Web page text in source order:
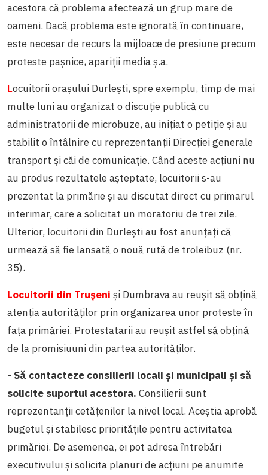
acestora că problema afectează un grup mare de
oameni. Dacă problema este ignorată în continuare,
este necesar de recurs la mijloace de presiune precum
proteste pașnice, apariții media ș.a.
Locuitorii orașului Durlești, spre exemplu, timp de mai
multe luni au organizat o discuție publică cu
administratorii de microbuze, au inițiat o petiție și au
stabilit o întâlnire cu reprezentanții Direcției generale
transport și căi de comunicație. Când aceste acțiuni nu
au produs rezultatele așteptate, locuitorii s-au
prezentat la primărie și au discutat direct cu primarul
interimar, care a solicitat un moratoriu de trei zile.
Ulterior, locuitorii din Durlești au fost anunțați că
urmează să fie lansată o nouă rută de troleibuz (nr.
35).
Locuitorii din Trușeni și Dumbrava au reușit să obțină
atenția autorităților prin organizarea unor proteste în
fața primăriei. Protestatarii au reușit astfel să obțină
de la promisiuuni din partea autorităților.
- Să contacteze consilierii locali și municipali și să
solicite suportul acestora. Consilierii sunt
reprezentanții cetățenilor la nivel local. Aceștia aprobă
bugetul și stabilesc prioritățile pentru activitatea
primăriei. De asemenea, ei pot adresa întrebări
executivului și solicita planuri de acțiuni pe anumite